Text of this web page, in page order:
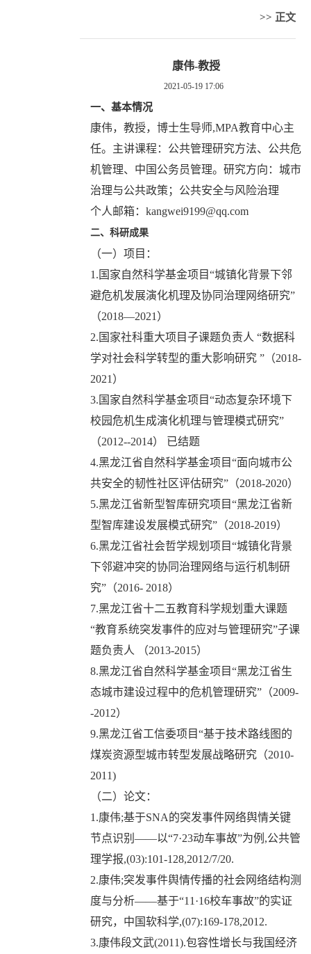
>> 正文
康伟-教授
2021-05-19 17:06
一、基本情况
康伟，教授，博士生导师,MPA教育中心主
任。主讲课程：公共管理研究方法、公共危
机管理、中国公务员管理。研究方向：城市
治理与公共政策；公共安全与风险治理
个人邮箱：kangwei9199@qq.com
二、科研成果
（一）项目：
1.国家自然科学基金项目“城镇化背景下邻
避危机发展演化机理及协同治理网络研究”
（2018—2021）
2.国家社科重大项目子课题负责人 “数据科
学对社会科学转型的重大影响研究 ”（2018-
2021）
3.国家自然科学基金项目“动态复杂环境下
校园危机生成演化机理与管理模式研究”
（2012--2014） 已结题
4.黑龙江省自然科学基金项目“面向城市公
共安全的韧性社区评估研究”（2018-2020）
5.黑龙江省新型智库研究项目“黑龙江省新
型智库建设发展模式研究”（2018-2019）
6.黑龙江省社会哲学规划项目“城镇化背景
下邻避冲突的协同治理网络与运行机制研
究”（2016- 2018）
7.黑龙江省十二五教育科学规划重大课题
“教育系统突发事件的应对与管理研究”子课
题负责人 （2013-2015）
8.黑龙江省自然科学基金项目“黑龙江省生
态城市建设过程中的危机管理研究”（2009-
-2012）
9.黑龙江省工信委项目“基于技术路线图的
煤炭资源型城市转型发展战略研究（2010-
2011)
（二）论文：
1.康伟;基于SNA的突发事件网络舆情关键
节点识别——以“7·23动车事故”为例,公共管
理学报,(03):101-128,2012/7/20.
2.康伟;突发事件舆情传播的社会网络结构测
度与分析——基于“11·16校车事故”的实证
研究，中国软科学,(07):169-178,2012.
3.康伟段文武(2011).包容性增长与我国经济